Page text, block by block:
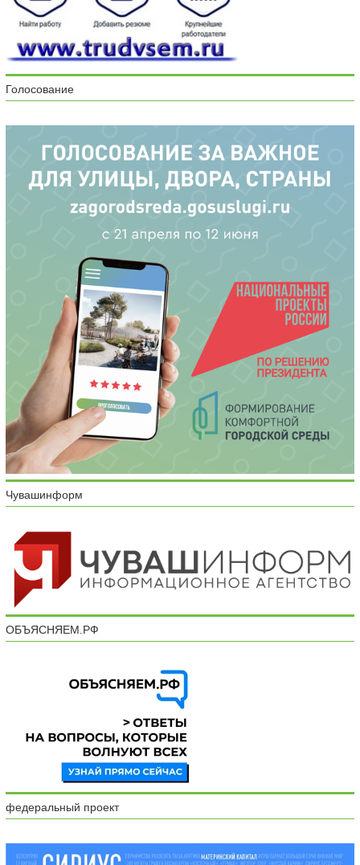
Голосование
Чувашинформ
ОБЪЯСНЯЕМ.РФ
федеральный проект